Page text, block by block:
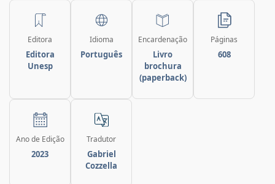
Editora
Editora
Unesp
Idioma
Português
Encardenação
Livro
brochura
(paperback)
Páginas
608
Ano de Edição
2023
Tradutor
Gabriel
Cozzella